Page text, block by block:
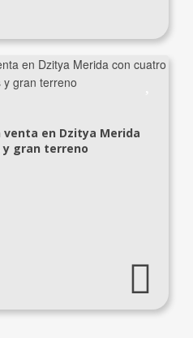
venta en Dzitya Merida
gran terreno